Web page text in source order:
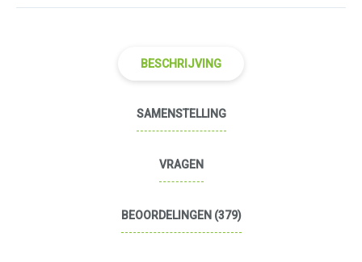
BESCHRIJVING
SAMENSTELLING
VRAGEN
BEOORDELINGEN (379)